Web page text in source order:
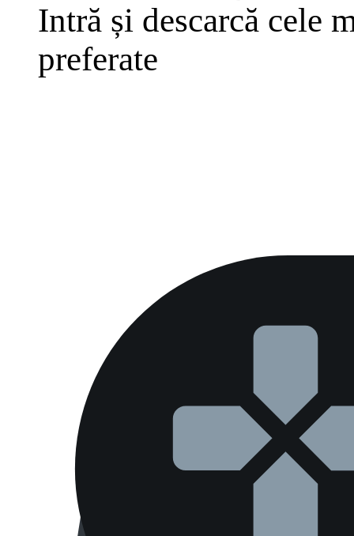
Intră și descarcă cele
preferate